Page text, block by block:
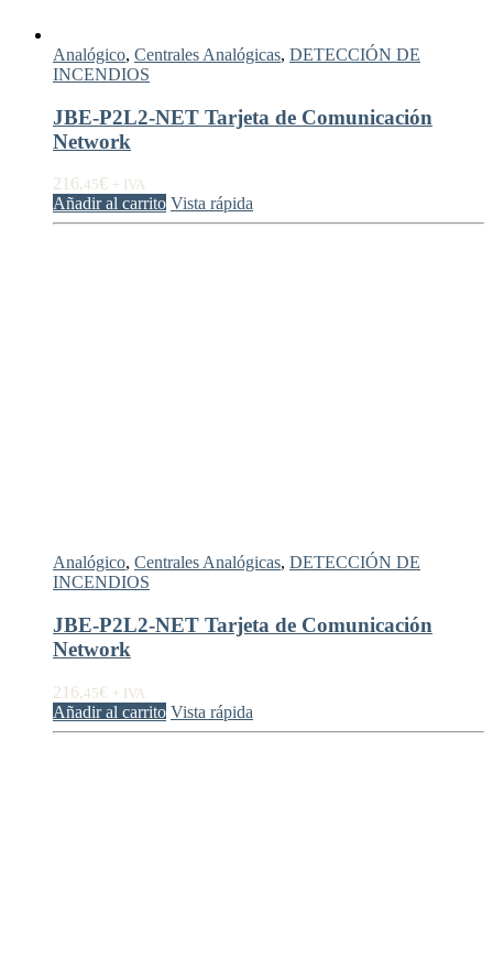
Analógico, Centrales Analógicas, DETECCIÓN DE
INCENDIOS
JBE-P2L2-NET Tarjeta de Comunicación
Network
216,45€ + IVA
Añadir al carrito Vista rápida
Analógico, Centrales Analógicas, DETECCIÓN DE
INCENDIOS
JBE-P2L2-NET Tarjeta de Comunicación
Network
216,45€ + IVA
Añadir al carrito Vista rápida